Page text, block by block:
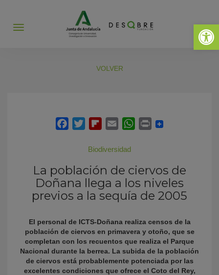
Abrir
Abrir
VOLVER
Biodiversidad
La población de ciervos de
Doñana llega a los niveles
previos a la sequía de 2005
El personal de ICTS-Doñana realiza censos de la
población de ciervos en primavera y otoño, que se
completan con los recuentos que realiza el Parque
Nacional durante la berrea. La subida de la población
de ciervos está probablemente potenciada por las
excelentes condiciones que ofrece el Coto del Rey,